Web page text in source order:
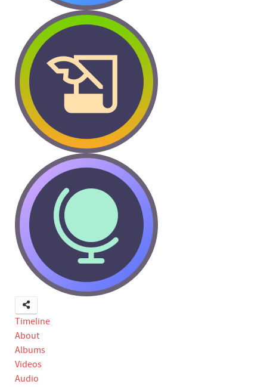
Timeline
About
Albums
Videos
Audio